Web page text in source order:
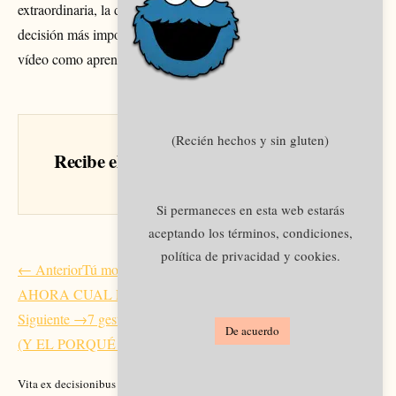
extraordinaria, la decisión de vivir en un estado hermoso es la
decisión más importante que puedas tomar. Descubre en este
vídeo como aprender lo que esto significa.
Recibe el siguiente artículo en tu email
Navegación
de
entradas
← AnteriorTú momento vital – Tu edad mental (DESCUBRE
AHORA CUAL ES)
Siguiente →7 gestos con las manos que deberías estar usando ya
(Y EL PORQUÉ HACERLO)
Vita ex decisionibus pendet.
(Recién hechos y sin gluten)
Si permaneces en esta web estarás
aceptando los términos, condiciones,
política de privacidad y cookies.
De acuerdo